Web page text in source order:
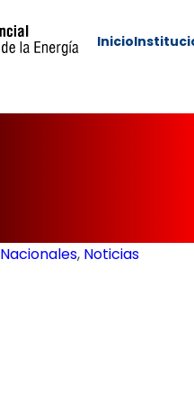
Inicio
Nacionales, Noticias